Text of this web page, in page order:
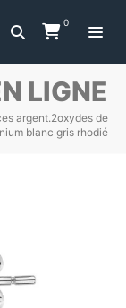
0
LIGNE
argent.2oxydes de
blanc gris rhodié